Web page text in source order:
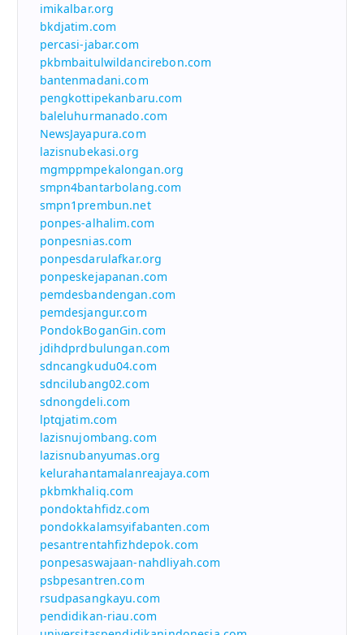
imikalbar.org
bkdjatim.com
percasi-jabar.com
pkbmbaitulwildancirebon.com
bantenmadani.com
pengkottipekanbaru.com
baleluhurmanado.com
NewsJayapura.com
lazisnubekasi.org
mgmppmpekalongan.org
smpn4bantarbolang.com
smpn1prembun.net
ponpes-alhalim.com
ponpesnias.com
ponpesdarulafkar.org
ponpeskejapanan.com
pemdesbandengan.com
pemdesjangur.com
PondokBoganGin.com
jdihdprdbulungan.com
sdncangkudu04.com
sdncilubang02.com
sdnongdeli.com
lptqjatim.com
lazisnujombang.com
lazisnubanyumas.org
kelurahantamalanreajaya.com
pkbmkhaliq.com
pondoktahfidz.com
pondokkalamsyifabanten.com
pesantrentahfizhdepok.com
ponpesaswajaan-nahdliyah.com
psbpesantren.com
rsudpasangkayu.com
pendidikan-riau.com